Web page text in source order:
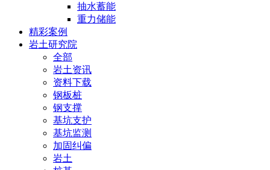
抽水蓄能
重力储能
精彩案例
岩土研究院
全部
岩土资讯
资料下载
钢板桩
钢支撑
基坑支护
基坑监测
加固纠偏
岩土